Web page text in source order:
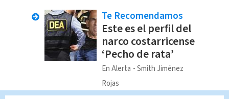
Te Recomendamos
Este es el perfil del
narco costarricense
‘Pecho de rata’
En Alerta
Smith Jiménez
Rojas